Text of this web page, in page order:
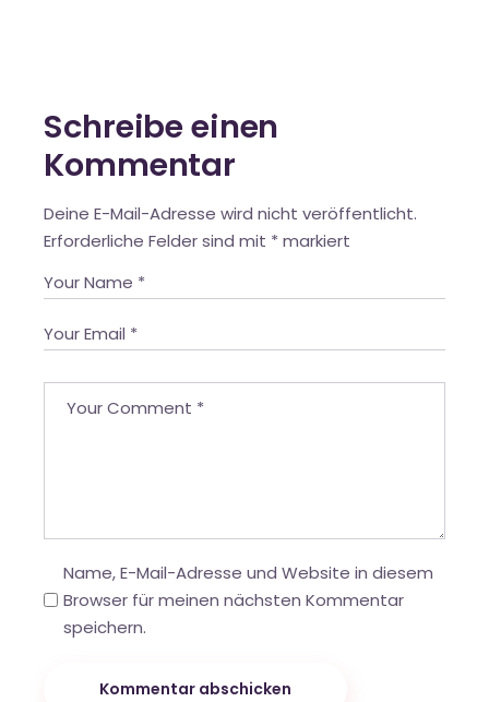
Schreibe einen
Kommentar
Deine E-Mail-Adresse wird nicht veröffentlicht.
Erforderliche Felder sind mit * markiert
Name, E-Mail-Adresse und Website in diesem
Browser für meinen nächsten Kommentar
speichern.
Kommentar abschicken